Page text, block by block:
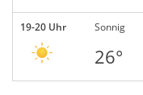
19-20 Uhr Sonnig
26°